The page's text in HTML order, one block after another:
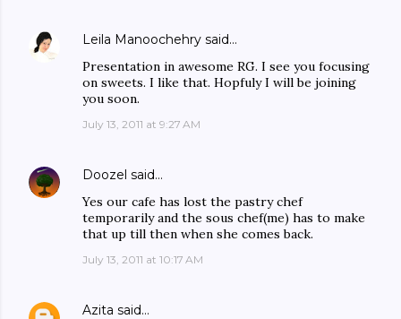
Leila Manoochehry said…
Presentation in awesome RG. I see you focusing
on sweets. I like that. Hopfuly I will be joining
you soon.
July 13, 2011 at 9:27 AM
Doozel said…
Yes our cafe has lost the pastry chef
temporarily and the sous chef(me) has to make
that up till then when she comes back.
July 13, 2011 at 10:17 AM
Azita said…